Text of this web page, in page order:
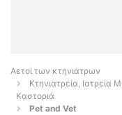
Αετοί των κτηνιάτρων
Κτηνιατρεία,
Καστοριά
Pet and Vet